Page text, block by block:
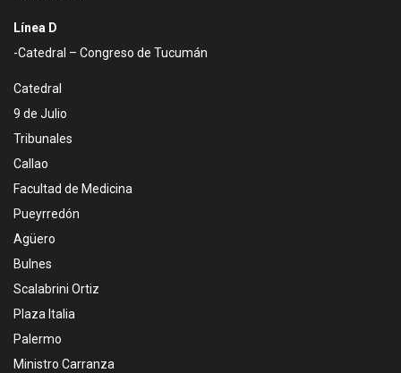
Línea D
-Catedral – Congreso de Tucumán
Catedral
9 de Julio
Tribunales
Callao
Facultad de Medicina
Pueyrredón
Agüero
Bulnes
Scalabrini Ortiz
Plaza Italia
Palermo
Ministro Carranza